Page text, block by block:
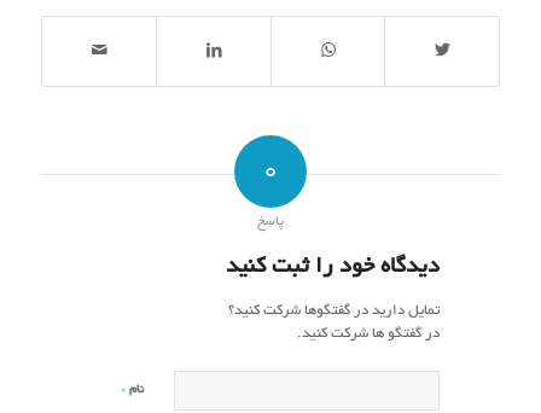
0
پاسخ
دیدگاه خود را ثبت کنید
تمایل دارید در گفتگوها شرکت کنید؟
در گفتگو ها شرکت کنید.
نام *